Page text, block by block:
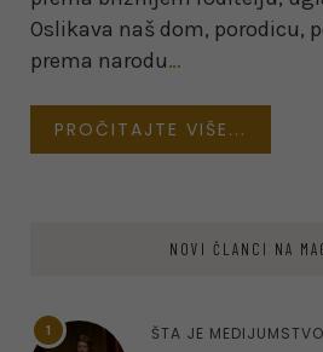
Oslikava naš dom, porodicu,
prema narodu…
PROČITAJTE VIŠE...
NOVI ČLANCI NA
1
ŠTA JE